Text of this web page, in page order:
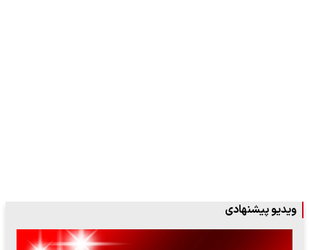
ویدیو پیشنهادی